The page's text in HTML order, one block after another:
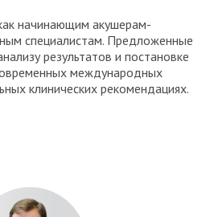
начинающим акушерам-
специалистам. Предложенные
результатов и постановке
международных
клинических рекомендациях.